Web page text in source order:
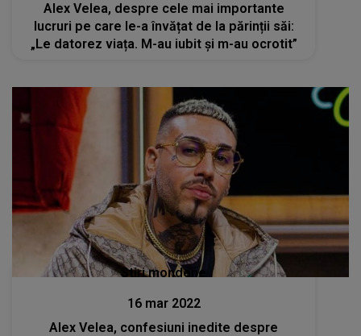
Alex Velea, despre cele mai importante
lucruri pe care le-a învățat de la părinții săi:
„Le datorez viața. M-au iubit și m-au ocrotit”
Stiri mondene
16 mar 2022
Alex Velea, confesiuni inedite despre